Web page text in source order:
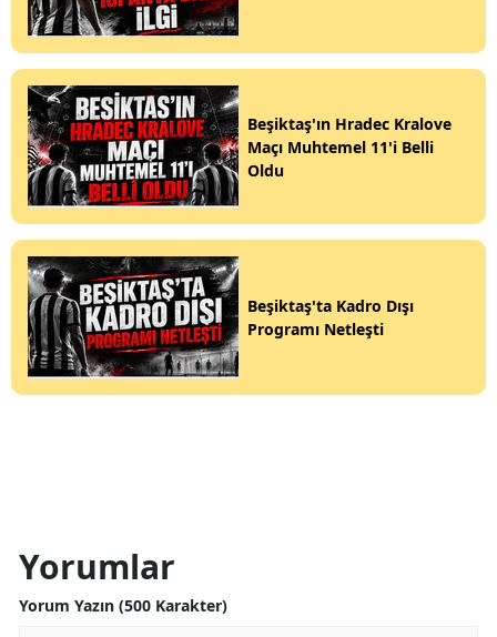
Beşiktaş'ın Hradec Kralove
Maçı Muhtemel 11'i Belli
Oldu
Beşiktaş'ta Kadro Dışı
Programı Netleşti
Yorumlar
Yorum Yazın (500 Karakter)